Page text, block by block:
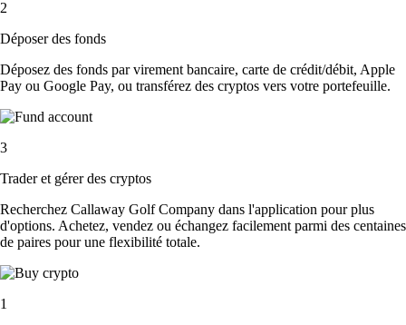
2
Déposer des fonds
Déposez des fonds par virement bancaire, carte de crédit/débit, Apple
Pay ou Google Pay, ou transférez des cryptos vers votre portefeuille.
3
Trader et gérer des cryptos
Recherchez Callaway Golf Company dans l'application pour plus
d'options. Achetez, vendez ou échangez facilement parmi des centaines
de paires pour une flexibilité totale.
1